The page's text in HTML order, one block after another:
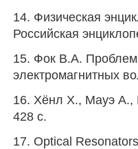
14. Физическая
Российская
15. Фок В.А.
электромагнитных
16. Хёнл X., Мауэ
428 с.
17. Optical